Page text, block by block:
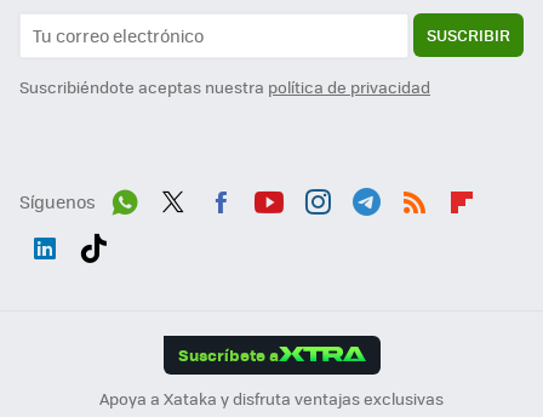
SUSCRIBIR
Suscribiéndote aceptas nuestra política de privacidad
Síguenos
Suscríbete a
Apoya a Xataka y disfruta ventajas exclusivas